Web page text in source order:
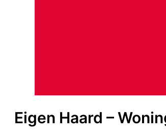
Eigen Haard –